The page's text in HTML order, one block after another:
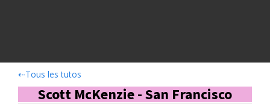
⇠Tous les tutos
Scott McKenzie - San Francisco